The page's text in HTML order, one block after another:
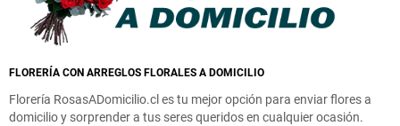
FLORERÍA CON ARREGLOS FLORALES A DOMICILIO
Florería RosasADomicilio.cl es tu mejor opción para enviar flores a
domicilio y sorprender a tus seres queridos en cualquier ocasión.